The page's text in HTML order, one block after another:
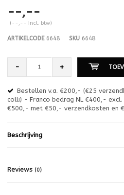
--,--
(--,-- Incl. btw)
ARTIKELCODE6648 SKU 6648
- +
Bestellen v.a. €200,- (€25
colli) - Franco bedrag NL €400,- excl.
€500,- met €50,- verzendkosten en
Beschrijving
Reviews (0)